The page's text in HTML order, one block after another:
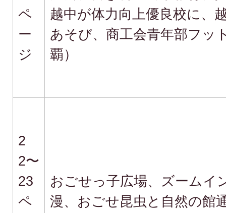
ペ
ー
ジ
越中が体力向上優良校に、
あそび、商工会青年部フッ
覇）
2
2〜
23
ペ
おごせっ子広場、ズームイ
漫、おごせ昆虫と自然の館